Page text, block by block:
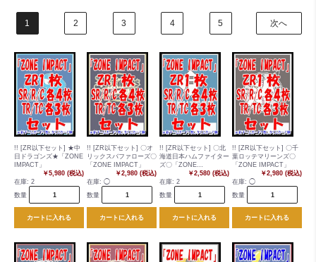
1 2 3 4 5 次へ
!! [ZR以下セット] ★中
日ドラゴンズ★「ZONE
IMPACT」
￥5,980 (税込)
在庫: 2
数量
カートに入れる
!! [ZR以下セット] 〇オ
リックスバファローズ〇
「ZONE IMPACT」
￥2,980 (税込)
在庫: ◯
数量
カートに入れる
!! [ZR以下セット] 〇北
海道日本ハムファイター
ズ〇「ZONE
IMPACT」￥2,580 (税込)
在庫: 2
数量
カートに入れる
!! [ZR以下セット] 〇千
葉ロッテマリーンズ〇
「ZONE IMPACT」
￥2,980 (税込)
在庫: ◯
数量
カートに入れる